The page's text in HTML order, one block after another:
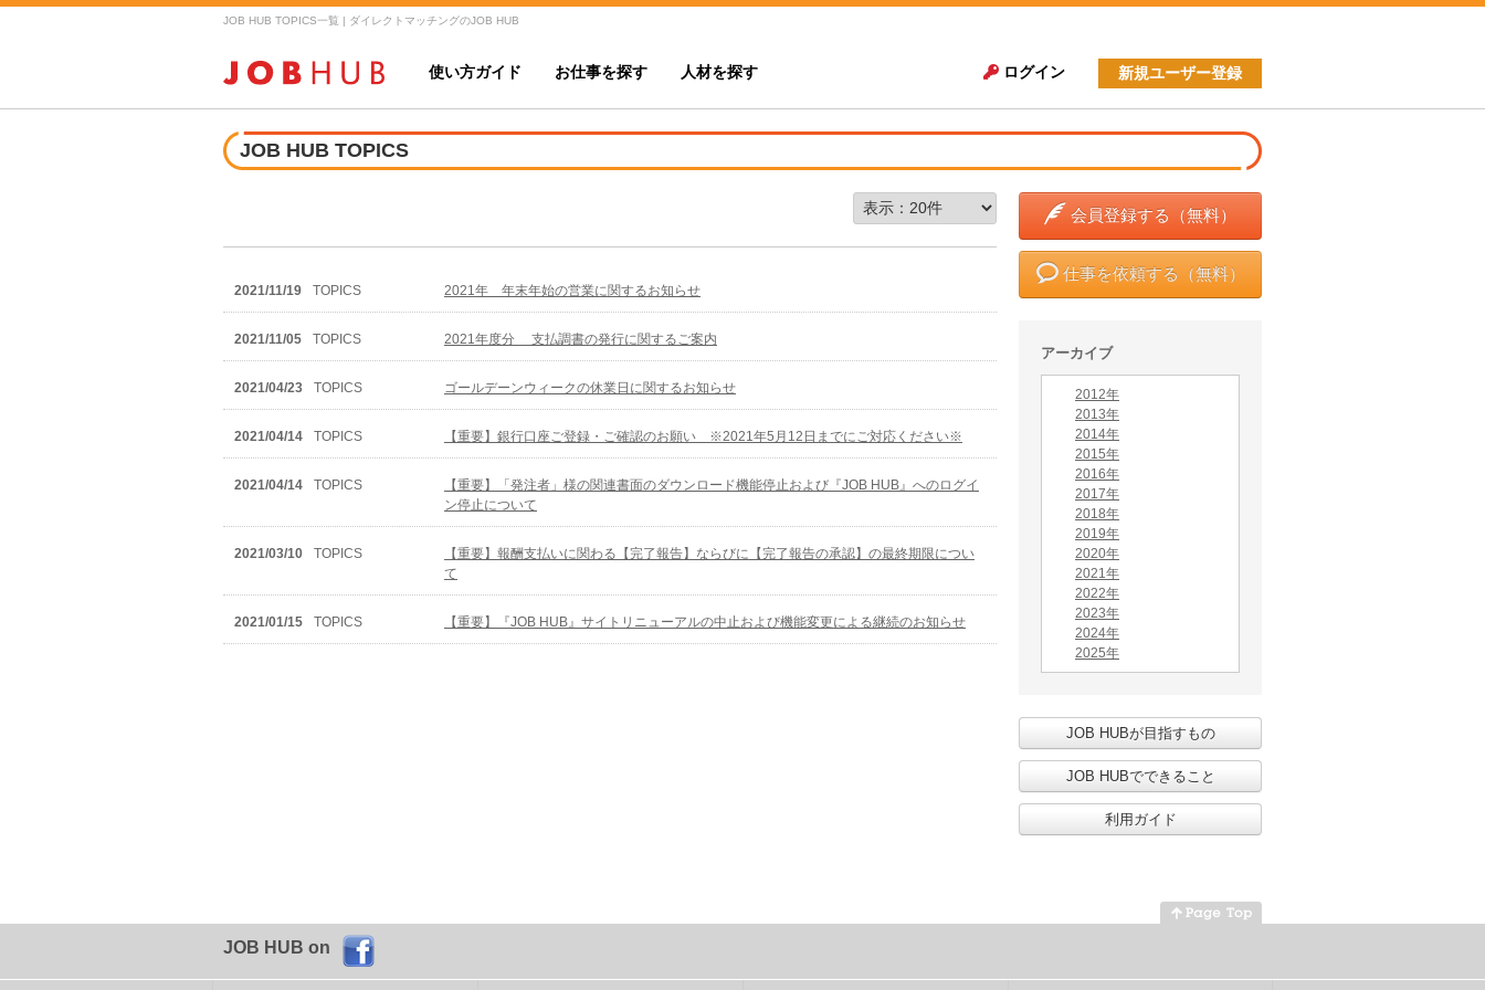
JOB HUB TOPICS一覧 | ダイレクトマッチングのJOB HUB
使い方ガイド お仕事を探す 人材を探す ログイン 新規ユーザー登録
JOB HUB TOPICS
2021/11/19 TOPICS 2021年 年末年始の営業に関するお知らせ
2021/11/05 TOPICS 2021年度分 支払調書の発行に関するご案内
2021/04/23 TOPICS ゴールデーンウィークの休業日に関するお知らせ
2021/04/14 TOPICS 【重要】銀行口座ご登録・ご確認のお願い ※2021年5月12日までにご対応ください※
2021/04/14 TOPICS
【重要】「発注者」様の関連書面のダウンロード機能停止および『JOB HUB』へのログイ
ン停止について
2021/03/10 TOPICS
【重要】報酬支払いに関わる【完了報告】ならびに【完了報告の承認】の最終期限につい
て
2021/01/15 TOPICS 【重要】『JOB HUB』サイトリニューアルの中止および機能変更による継続のお知らせ
会員登録する（無料）
仕事を依頼する（無料）
アーカイブ
2012年
2013年
2014年
2015年
2016年
2017年
2018年
2019年
2020年
2021年
2022年
2023年
2024年
2025年
JOB HUBが目指すもの
JOB HUBでできること
利用ガイド
JOB HUB on